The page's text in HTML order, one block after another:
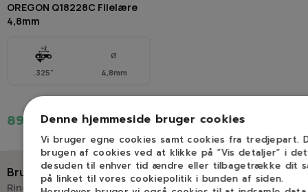
OREGON Q18228C Filelære
4,8mm
.325"
Ø
4,8mm
89,00 kr.
Brug for hjælp?
Ring eller skriv til Savdoktoren
Denne hjemmeside bruger cookies
Vi bruger egne cookies samt cookies fra tredjepart.
brugen af cookies ved at klikke på ”Vis detaljer” i
desuden til enhver tid ændre eller tilbagetrække dit
på linket til vores cookiepolitik i bunden af siden.